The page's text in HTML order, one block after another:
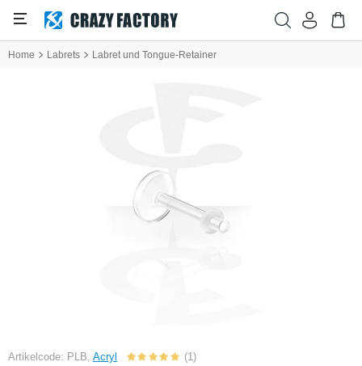
Home Labrets Labret und Tongue-Retainer
Artikelcode: PLB, Acryl (1)